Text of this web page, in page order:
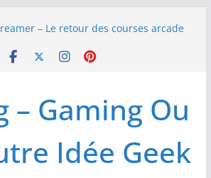
– Le retour des courses arcade
2 : Nouveaux accessoires Turtle Beach X
AES+ : un succès dingue !
: La légende de l’arcade est de
– Gaming Ou
Idée Geek